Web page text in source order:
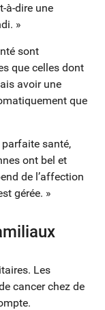
à-dire une
»
sont
que celles dont
avoir une
que
parfaite santé,
ont bel et
de l’affection
gérée. »
Les
cancer chez de